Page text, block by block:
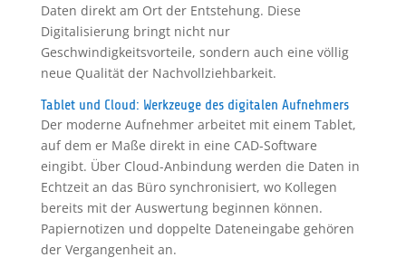
Daten direkt am Ort der Entstehung. Diese
Digitalisierung bringt nicht nur
Geschwindigkeitsvorteile, sondern auch eine völlig
neue Qualität der Nachvollziehbarkeit.
Tablet und Cloud: Werkzeuge des digitalen Aufnehmers
Der moderne Aufnehmer arbeitet mit einem Tablet,
auf dem er Maße direkt in eine CAD-Software
eingibt. Über Cloud-Anbindung werden die Daten in
Echtzeit an das Büro synchronisiert, wo Kollegen
bereits mit der Auswertung beginnen können.
Papiernotizen und doppelte Dateneingabe gehören
der Vergangenheit an.